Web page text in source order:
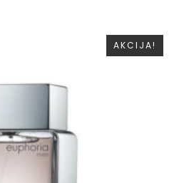
AKCIJA!